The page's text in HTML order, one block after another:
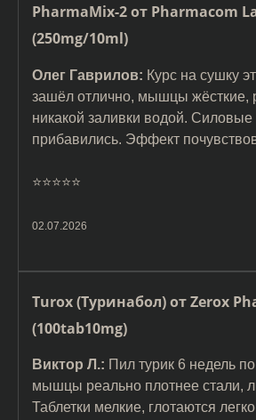
PharmaMix-2 от Pharmacom
(250mg/10ml)
Олег Гаврилов: Курс на сушку
зашёл отлично, мышцы жёсткие,
никакой заливки водой. Силовые
прибавились. Эффект
⭐️⭐️⭐️⭐️⭐️
02.07.2026
Turox (Туринабол) от Zerox
(100tab10mg)
Виктор Л.: Пил турик 6 недель
мышцы реально плотнее стали,
Таблетки мелкие, глотаются